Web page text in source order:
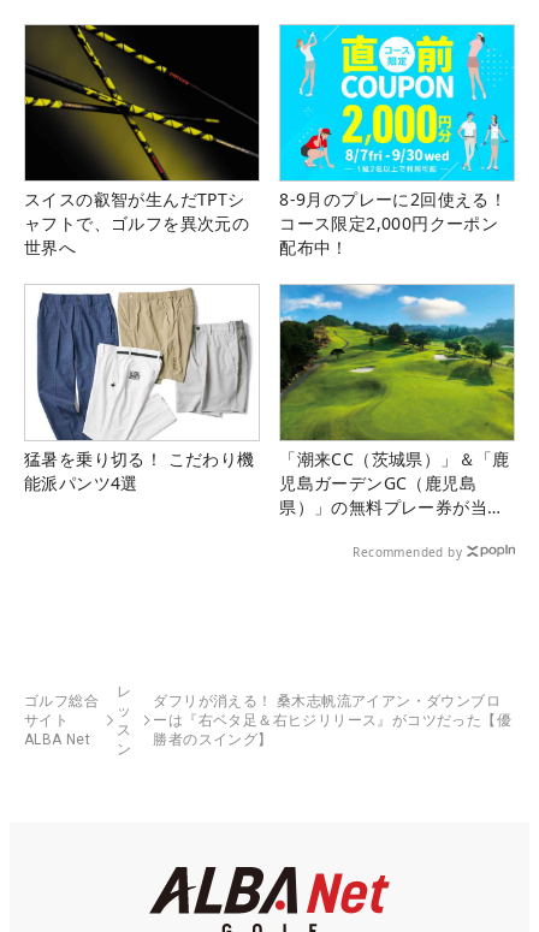
スイスの叡智が生んだTPTシ
ャフトで、ゴルフを異次元の
世界へ
8-9月のプレーに2回使える！
コース限定2,000円クーポン
配布中！
猛暑を乗り切る！ こだわり機
能派パンツ4選
「潮来CC（茨城県）」＆「鹿
児島ガーデンGC（鹿児島
県）」の無料プレー券が当た
Recommended by
ゴルフ総合
サイト
ALBA Net
レ
ッ
ス
ン
ダフリが消える！ 桑木志帆流アイアン・ダウンブロ
ーは『右ベタ足＆右ヒジリリース』がコツだった【優
勝者のスイング】